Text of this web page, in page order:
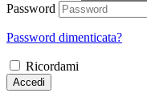
Password
Password dimenticata?
Ricordami
Accedi